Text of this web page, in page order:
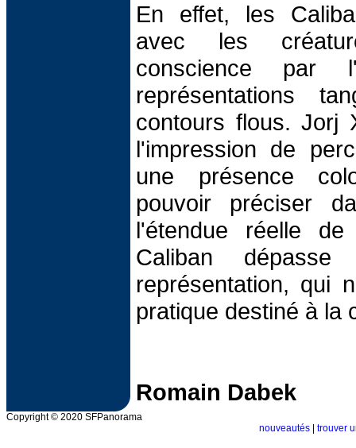
En effet, les
avec les
conscience par
représentations
contours flous. Jorj
l'impression de
une présence
pouvoir préciser
l'étendue réelle
Caliban dépasse
représentation, qui
pratique destiné à la
Romain Dabek
Copyright © 2020 SFPanorama
nouveautés
trouver